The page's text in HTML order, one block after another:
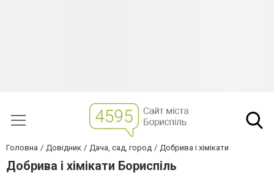
Головна Довідник Дача, сад, город Добрива і хімікати
Добрива і хімікати Бориспіль